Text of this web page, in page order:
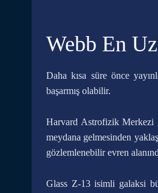
Webb En
Daha kısa süre önce
başarmış olabilir.
Harvard Astrofizik Merkezi
meydana gelmesinden
gözlemlenebilir evren
Glass Z-13 isimli galaksi